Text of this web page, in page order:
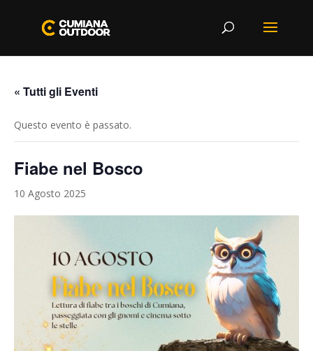
« Tutti gli Eventi
Questo evento è passato.
Fiabe nel Bosco
10 Agosto 2025